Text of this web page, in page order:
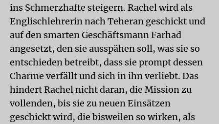
ins Schmerzhafte steigern. Rachel wird als
Englischlehrerin nach Teheran geschickt und
auf den smarten Geschäftsmann Farhad
angesetzt, den sie ausspähen soll, was sie so
entschieden betreibt, dass sie prompt dessen
Charme verfällt und sich in ihn verliebt. Das
hindert Rachel nicht daran, die Mission zu
vollenden, bis sie zu neuen Einsätzen
geschickt wird, die bisweilen so wirken, als